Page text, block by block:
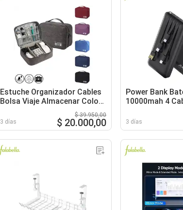
Estuche Organizador Cables
Bolsa Viaje Almacenar Color
3 días
$ 39.950,00
$ 20.000,00
Power Bank
10000mah 4
3 días